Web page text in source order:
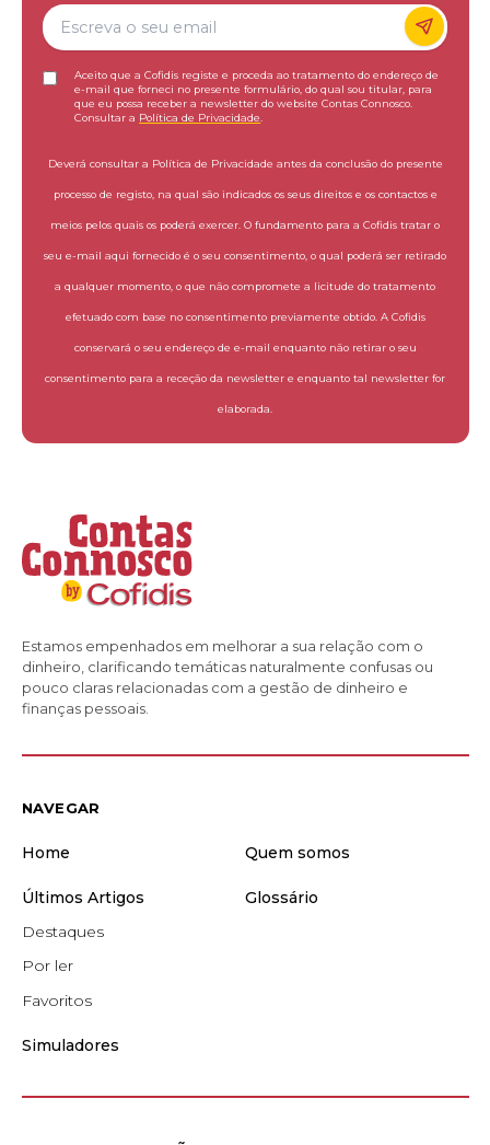
Aceito que a Cofidis registe e proceda ao tratamento do endereço de
e-mail que forneci no presente formulário, do qual sou titular, para
que eu possa receber a newsletter do website Contas Connosco.
Consultar a Política de Privacidade
Deverá consultar a Política de Privacidade antes da conclusão do presente
processo de registo, na qual são indicados os seus direitos e os contactos e
meios pelos quais os poderá exercer. O fundamento para a Cofidis tratar o
seu e-mail aqui fornecido é o seu consentimento, o qual poderá ser retirado
a qualquer momento, o que não compromete a licitude do tratamento
efetuado com base no consentimento previamente obtido. A Cofidis
conservará o seu endereço de e-mail enquanto não retirar o seu
consentimento para a receção da newsletter e enquanto tal newsletter for
elaborada.
Estamos empenhados em melhorar a sua relação com o
dinheiro, clarificando temáticas naturalmente confusas ou
pouco claras relacionadas com a gestão de dinheiro e
finanças pessoais.
NAVEGAR
Home Quem somos
Últimos Artigos
Destaques
Por ler
Favoritos
Glossário
Simuladores